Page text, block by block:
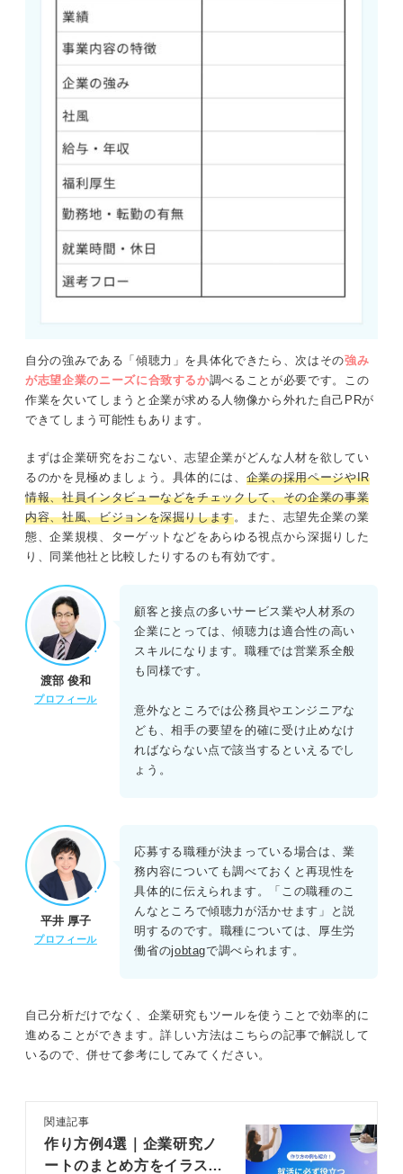
自分の強みである「傾聴力」を具体化できたら、次はその強み
が志望企業のニーズに合致するか調べることが必要です。この
作業を欠いてしまうと企業が求める人物像から外れた自己PRが
できてしまう可能性もあります。
まずは企業研究をおこない、志望企業がどんな人材を欲してい
るのかを見極めましょう。具体的には、 企業の採用ページやIR
情報、社員インタビューなどをチェックして、その企業の事業
内容、社風、ビジョンを深掘りします。また、志望先企業の業
態、企業規模、ターゲットなどをあらゆる視点から深掘りした
り、同業他社と比較したりするのも有効です。
渡部 俊和
プロフィール
顧客と接点の多いサービス業や人材系の
企業にとっては、傾聴力は適合性の高い
スキルになります。職種では営業系全般
も同様です。
意外なところでは公務員やエンジニアな
ども、相手の要望を的確に受け止めなけ
ればならない点で該当するといえるでし
ょう。
平井 厚子
プロフィール
応募する職種が決まっている場合は、業
務内容についても調べておくと再現性を
具体的に伝えられます。「この職種のこ
んなところで傾聴力が活かせます」と説
明するのです。職種については、厚生労
働省のjobtagで調べられます。
自己分析だけでなく、企業研究もツールを使うことで効率的に
進めることができます。詳しい方法はこちらの記事で解説して
いるので、併せて参考にしてみてください。
関連記事
作り方例4選｜企業研究ノ
ートのまとめ方をイラスト